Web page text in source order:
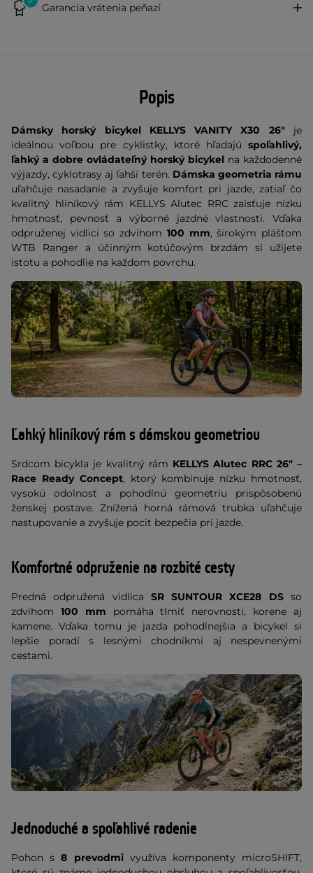
Garancia vrátenia peňazí
Popis
Dámsky horský bicykel KELLYS VANITY X30 26" je
ideálnou voľbou pre cyklistky, ktoré hľadajú spoľahlivý,
ľahký a dobre ovládateľný horský bicykel na každodenné
výjazdy, cyklotrasy aj ľahší terén. Dámska geometria rámu
uľahčuje nasadanie a zvyšuje komfort pri jazde, zatiaľ čo
kvalitný hliníkový rám KELLYS Alutec RRC zaisťuje nízku
hmotnosť, pevnosť a výborné jazdné vlastnosti. Vďaka
odpruženej vidlici so zdvihom 100 mm, širokým plášťom
WTB Ranger a účinným kotúčovým brzdám si užijete
istotu a pohodlie na každom povrchu.
Ľahký hliníkový rám s dámskou geometriou
Srdcom bicykla je kvalitný rám KELLYS Alutec RRC 26" –
Race Ready Concept, ktorý kombinuje nízku hmotnosť,
vysokú odolnosť a pohodlnú geometriu prispôsobenú
ženskej postave. Znížená horná rámová trubka uľahčuje
nastupovanie a zvyšuje pocit bezpečia pri jazde.
Komfortné odpruženie na rozbité cesty
Predná odpružená vidlica SR SUNTOUR XCE28 DSso
zdvihom 100 mm pomáha tlmiť nerovnosti, korene aj
kamene. Vďaka tomu je jazda pohodlnejšia a bicykel si
lepšie poradí s lesnými chodníkmi aj nespevnenými
cestami.
Jednoduché a spoľahlivé radenie
Pohon s8 prevodmivyužíva komponenty microSHIFT,